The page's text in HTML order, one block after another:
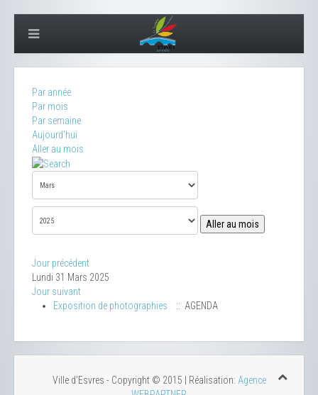
Par année
Par mois
Par semaine
Aujourd'hui
Aller au mois
Aller au mois
Jour précédent
Lundi 31 Mars 2025
Jour suivant
Exposition de photographies
:: AGENDA
Ville d'Esvres - Copyright © 2015 | Réalisation: Agence